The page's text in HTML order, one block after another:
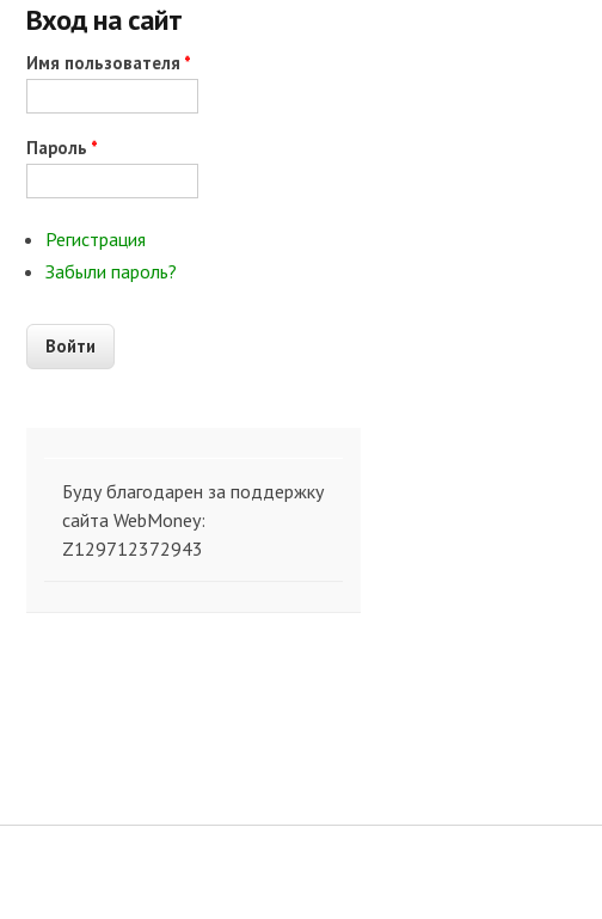
Вход на сайт
Имя пользователя *
Пароль *
Регистрация
Забыли пароль?
Буду благодарен за поддержку
сайта WebMoney:
Z129712372943